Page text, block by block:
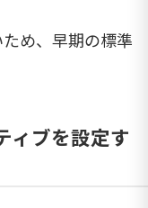
め、早期の標準
ィブを設定す